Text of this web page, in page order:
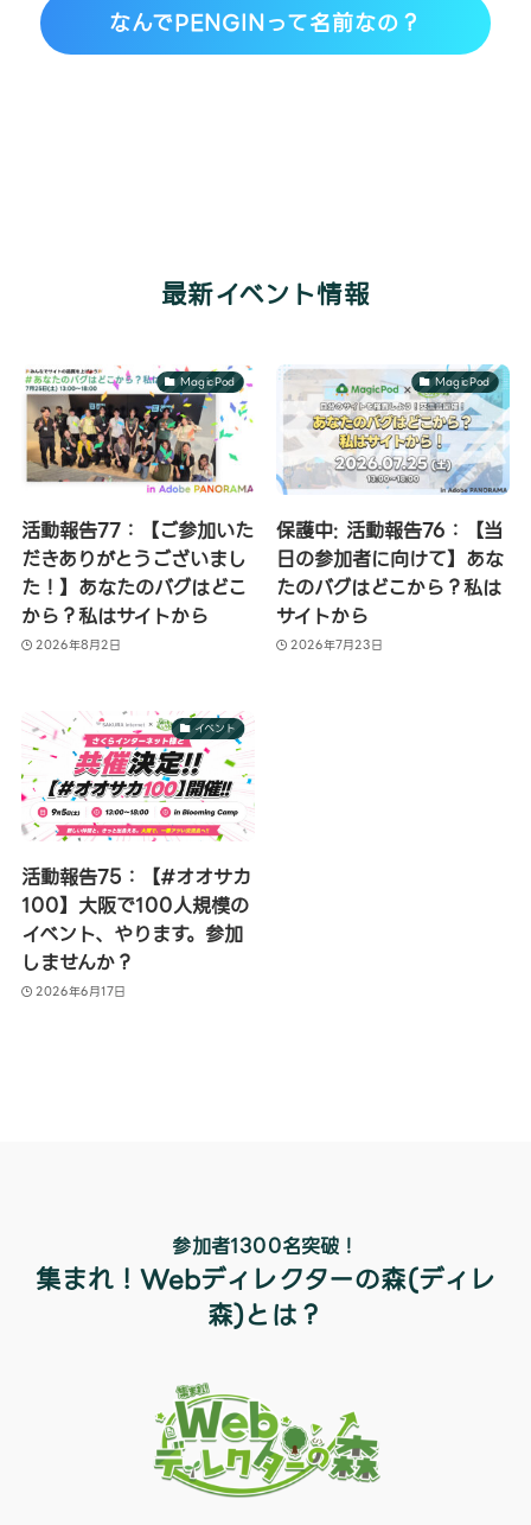
なんでPENGINって名前なの？
最新イベント情報
MagicPod
活動報告77：【ご参加いた
だきありがとうございまし
た！】あなたのバグはどこ
から？私はサイトから
2026年8月2日
MagicPod
保護中: 活動報告76：【当
日の参加者に向けて】あな
たのバグはどこから？私は
サイトから
2026年7月23日
イベント
活動報告75：【#オオサカ
100】大阪で100人規模の
イベント、やります。参加
しませんか？
2026年6月17日
参加者1300名突破！
集まれ！Webディレクターの森(ディレ
森)とは？